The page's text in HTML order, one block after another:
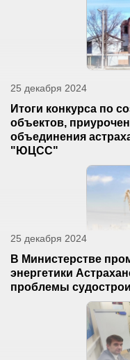
25 декабря 2024
Итоги конкурса по
объектов,
объединения
"ЮЦСС"
25 декабря 2024
В Министерстве
энергетики
проблемы